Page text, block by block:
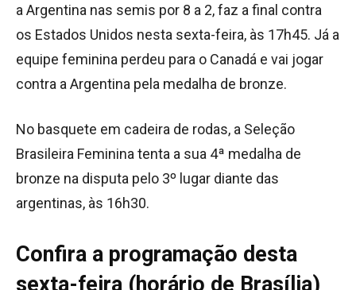
a Argentina nas semis por 8 a 2, faz a final contra
os Estados Unidos nesta sexta-feira, às 17h45. Já a
equipe feminina perdeu para o Canadá e vai jogar
contra a Argentina pela medalha de bronze.
No basquete em cadeira de rodas, a Seleção
Brasileira Feminina tenta a sua 4ª medalha de
bronze na disputa pelo 3º lugar diante das
argentinas, às 16h30.
Confira a programação desta
sexta-feira (horário de Brasília)